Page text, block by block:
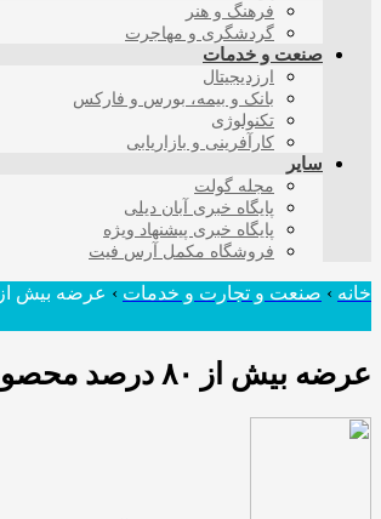
فرهنگ و هنر
گردشگری و مهاجرت
صنعت و خدمات
ارزدیجیتال
بانک و بیمه، بورس و فارکس
تکنولوژی
کارآفرینی و بازاریابی
سایر
مجله گولت
پایگاه خبری آبان دیلی
پایگاه خبری پیشنهاد ویژه
فروشگاه مکمل آرس فیت
خانه › صنعت و تجارت و خدمات › عرضه بیش از ۸۰ درصد محصولات فولاد مباركه از طریق بورس كالا/ توسعه محصولات كیفی‌تر
عرضه بیش از ۸۰ درصد محصولات فولاد مباركه از طریق بورس كالا/ توسعه محصولات كیفی‌تر